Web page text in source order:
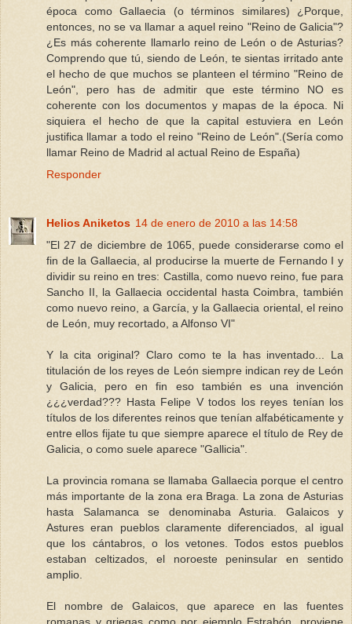
época como Gallaecia (o términos similares) ¿Porque,
entonces, no se va llamar a aquel reino "Reino de Galicia"?
¿Es más coherente llamarlo reino de León o de Asturias?
Comprendo que tú, siendo de León, te sientas irritado ante
el hecho de que muchos se planteen el término "Reino de
León", pero has de admitir que este término NO es
coherente con los documentos y mapas de la época. Ni
siquiera el hecho de que la capital estuviera en León
justifica llamar a todo el reino "Reino de León".(Sería como
llamar Reino de Madrid al actual Reino de España)
Responder
Helios Aniketos 14 de enero de 2010 a las 14:58
"El 27 de diciembre de 1065, puede considerarse como el
fin de la Gallaecia, al producirse la muerte de Fernando I y
dividir su reino en tres: Castilla, como nuevo reino, fue para
Sancho II, la Gallaecia occidental hasta Coimbra, también
como nuevo reino, a García, y la Gallaecia oriental, el reino
de León, muy recortado, a Alfonso VI"
Y la cita original? Claro como te la has inventado... La
titulación de los reyes de León siempre indican rey de León
y Galicia, pero en fin eso también es una invención
¿¿¿verdad??? Hasta Felipe V todos los reyes tenían los
títulos de los diferentes reinos que tenían alfabéticamente y
entre ellos fijate tu que siempre aparece el título de Rey de
Galicia, o como suele aparece "Gallicia".
La provincia romana se llamaba Gallaecia porque el centro
más importante de la zona era Braga. La zona de Asturias
hasta Salamanca se denominaba Asturia. Galaicos y
Astures eran pueblos claramente diferenciados, al igual
que los cántabros, o los vetones. Todos estos pueblos
estaban celtizados, el noroeste peninsular en sentido
amplio.
El nombre de Galaicos, que aparece en las fuentes